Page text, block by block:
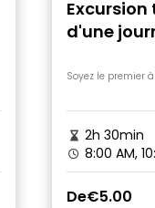
d'une
Soyez le premier
2h 30min
8:00 AM,
De€5.00